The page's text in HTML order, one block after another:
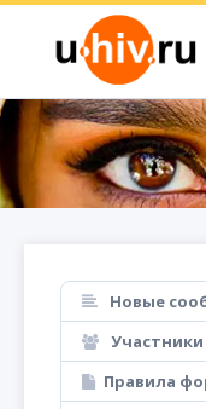
Новые
Участники
Правила